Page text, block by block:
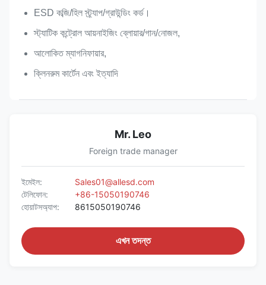
ESD কব্জি/হিল স্ট্র্যাপ/গ্রাউন্ডিং কর্ড।
স্ট্যাটিক কন্ট্রোল আয়নাইজিং ব্লোয়ার/গান/নোজল,
আলোকিত ম্যাগনিফায়ার,
ক্লিনরুম কার্টেন এবং ইত্যাদি
Mr. Leo
Foreign trade manager
ইমেইল:
Sales01@allesd.com
টেলিফোন:
+86-15050190746
হোয়াটসঅ্যাপ:
8615050190746
এখন তদন্ত